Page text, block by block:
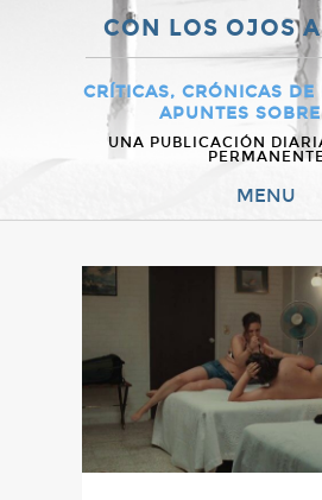
CON LOS OJOS
CRÍTICAS, CRÓNICAS DE
APUNTES
UNA PUBLICACIÓN
MENU